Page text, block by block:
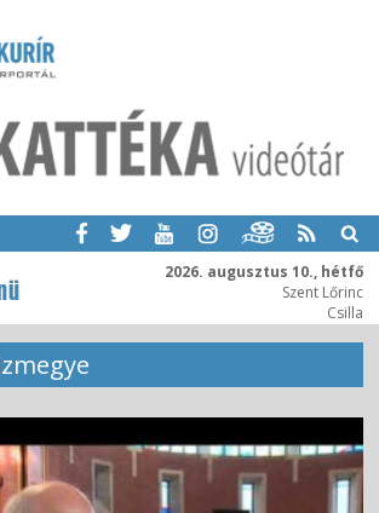
2026. augusztus 10., hétfő
Szent Lőrinc
Csilla